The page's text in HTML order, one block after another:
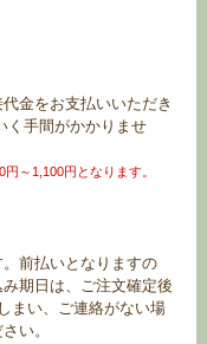
金をお支払いいただき
く手間がかかりませ
～1,100円となります。
前払いとなりますの
期日は、ご注文確定後
まい、ご連絡がない場
い。